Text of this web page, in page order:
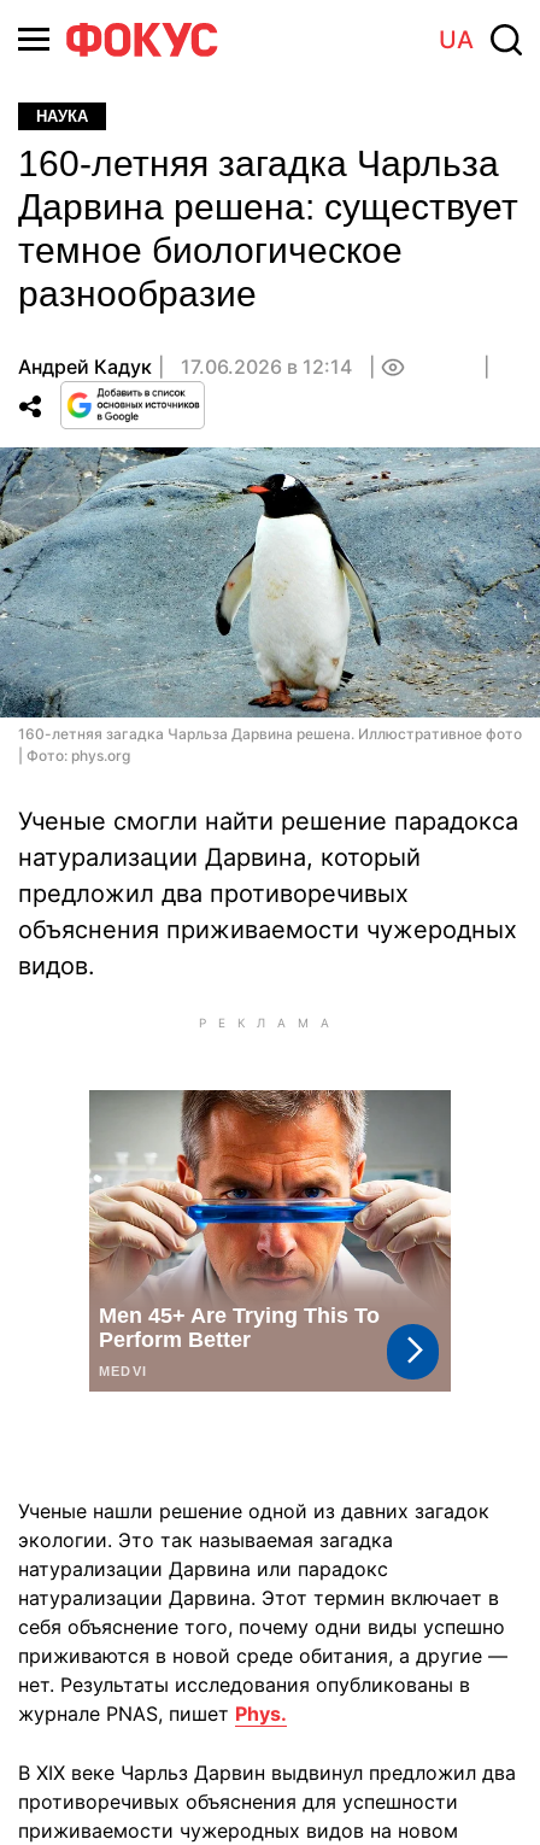
UA
НАУКА
160-летняя загадка Чарльза
Дарвина решена: существует
темное биологическое
разнообразие
Андрей Кадук 17.06.2026 в 12:14
160-летняя загадка Чарльза Дарвина решена. Иллюстративное фото
| Фото: phys.org
Ученые смогли найти решение парадокса
натурализации Дарвина, который
предложил два противоречивых
объяснения приживаемости чужеродных
видов.
Ученые нашли решение одной из давних загадок
экологии. Это так называемая загадка
натурализации Дарвина или парадокс
натурализации Дарвина. Этот термин включает в
себя объяснение того, почему одни виды успешно
приживаются в новой среде обитания, а другие —
нет. Результаты исследования опубликованы в
журнале PNAS, пишет Phys.
В XIX веке Чарльз Дарвин выдвинул предложил два
противоречивых объяснения для успешности
приживаемости чужеродных видов на новом